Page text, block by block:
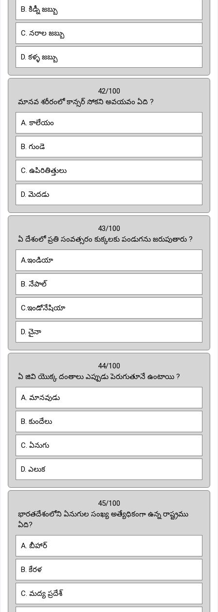
B. కిడ్నీ జబ్బు
C. నరాల జబ్బు
D. కళ్ళ జబ్బు
42/100
మానవ శరీరంలో కాన్సర్ సోకని అవయవం ఏది ?
A. కాలేయం
B. గుండె
C. ఉపిరితిత్తులు
D. మెదడు
43/100
ఏ దేశంలో ప్రతి సంవత్సరం కుక్కలకు పండుగను జరుపుతారు ?
A.ఇండియా
B. నేపాల్
C.ఇండోనేషియా
D. చైనా
44/100
ఏ జివి యొక్క దంతాలు ఎప్పుడు పెరుగుతూనే ఉంటాయి ?
A. మానవుడు
B. కుందేలు
C. ఏనుగు
D. ఎలుక
45/100
భారతదేశంలోని ఏనుగుల సంఖ్య అత్యేధికంగా ఉన్న రాష్ట్రము
ఏది?
A. బీహార్
B. కేరళ
C. మద్య ప్రదేశ్